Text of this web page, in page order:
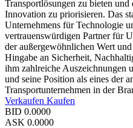
Transportlösungen zu bieten
Innovation zu priorisieren. Das
Unternehmens für Technologie
vertrauenswürdigen Partner für
der außergewöhnlichen Wert
Hingabe an Sicherheit,
ihm zahlreiche Auszeichnungen
und seine Position als eines der
Transportunternehmen in der
Verkaufen Kaufen
BID 0.0000
ASK 0.0000